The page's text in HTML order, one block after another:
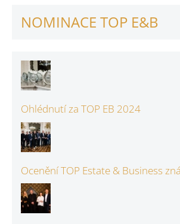
NOMINACE TOP E&B
Ohlédnutí za TOP EB 2024
Ocenění TOP Estate & Business